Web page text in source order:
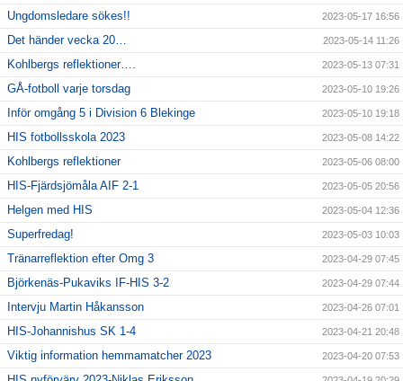
Ungdomsledare sökes!! 2023-05-17 16:56
Det händer vecka 20… 2023-05-14 11:26
Kohlbergs reflektioner…. 2023-05-13 07:31
GÅ-fotboll varje torsdag 2023-05-10 19:26
Inför omgång 5 i Division 6 Blekinge 2023-05-10 19:18
HIS fotbollsskola 2023 2023-05-08 14:22
Kohlbergs reflektioner 2023-05-06 08:00
HIS-Fjärdsjömåla AIF 2-1 2023-05-05 20:56
Helgen med HIS 2023-05-04 12:36
Superfredag! 2023-05-03 10:03
Tränarreflektion efter Omg 3 2023-04-29 07:45
Björkenäs-Pukaviks IF-HIS 3-2 2023-04-29 07:44
Intervju Martin Håkansson 2023-04-26 07:01
HIS-Johannishus SK 1-4 2023-04-21 20:48
Viktig information hemmamatcher 2023 2023-04-20 07:53